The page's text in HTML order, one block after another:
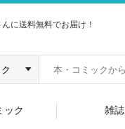
に送料無料でお届け！
ック 雑誌